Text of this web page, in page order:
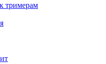
тримерам